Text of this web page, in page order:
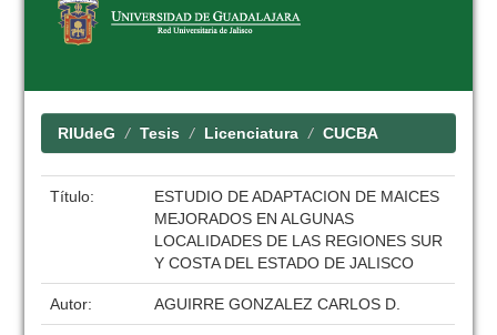
RIUdeG Tesis Licenciatura CUCBA
Título:
ESTUDIO DE ADAPTACION DE MAICES
MEJORADOS EN ALGUNAS
LOCALIDADES DE LAS REGIONES SUR
Y COSTA DEL ESTADO DE JALISCO
Autor: AGUIRRE GONZALEZ CARLOS D.